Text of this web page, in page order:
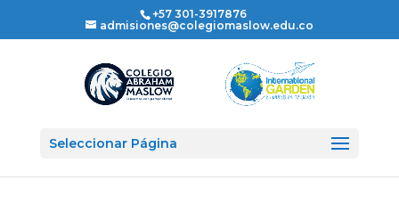
+57 301-3917876
admisiones@colegiomaslow.edu.co
Seleccionar Página